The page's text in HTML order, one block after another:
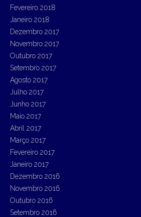
Fevereiro 2018
Janeiro 2018
Dezembro 2017
Novembro 2017
Outubro 2017
Setembro 2017
Agosto 2017
Julho 2017
Junho 2017
Maio 2017
Abril 2017
Março 2017
Fevereiro 2017
Janeiro 2017
Dezembro 2016
Novembro 2016
Outubro 2016
Setembro 2016